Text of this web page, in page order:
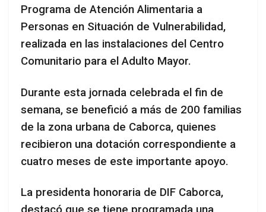
Programa de Atención Alimentaria a
Personas en Situación de Vulnerabilidad,
realizada en las instalaciones del Centro
Comunitario para el Adulto Mayor.
Durante esta jornada celebrada el fin de
semana, se benefició a más de 200 familias
de la zona urbana de Caborca, quienes
recibieron una dotación correspondiente a
cuatro meses de este importante apoyo.
La presidenta honoraria de DIF Caborca,